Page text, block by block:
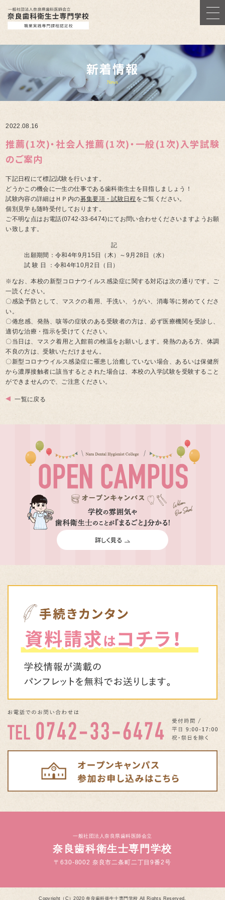
新着情報
News
2022.08.16
推薦(1次)・社会人推薦(1次)・一般(1次)入学試験
のご案内
下記日程にて標記試験を行います。
どうかこの機会に一生の仕事である歯科衛生士を目指しましょう！
試験内容の詳細はＨＰ内の募集要項・試験日程 をご覧ください。
個別見学も随時受付しております。
ご不明な点はお電話(0742-33-6474)にてお問い合わせくださいますようお願
い致します。
記
出願期間：令和4年9 月15日（木）～9 月28日（水）
試 験 日 ：令和4年10月2 日（日）
※なお、本校の新型コロナウイルス感染症に関する対応は次の通りです。ご
一読ください。
〇感染予防として、マスクの着用、手洗い、うがい、消毒等に努めてくださ
い。
〇倦怠感、発熱、咳等の症状のある受験者の方は、必ず医療機関を受診し、
適切な治療・指示を受けてください。
〇当日は、マスク着用と入館前の検温をお願いします。発熱のある方、体調
不良の方は、受験いただけません。
〇新型コロナウイルス感染症に罹患し治癒していない場合、あるいは保健所
から濃厚接触者に該当するとされた場合は、本校の入学試験を受験すること
ができませんので、ご注意ください。
一覧に戻る
詳しく見る
一般社団法人奈良県歯科医師会立
奈良歯科衛生士専門学校
〒630-8002 奈良市二条町二丁目9番2号
Copyright（C）2020 奈良歯科衛生士専門学校 All Rights Reserved.